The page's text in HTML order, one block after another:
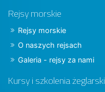
Rejsy morskie
Rejsy morskie
O naszych rejsach
Galeria - rejsy za nami
Kursy i szkolenia